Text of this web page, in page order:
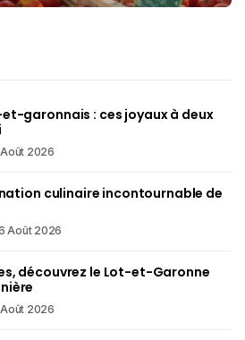
garonnais : ces joyaux à deux
2026
culinaire incontournable de
Août 2026
découvrez le Lot-et-Garonne
2026